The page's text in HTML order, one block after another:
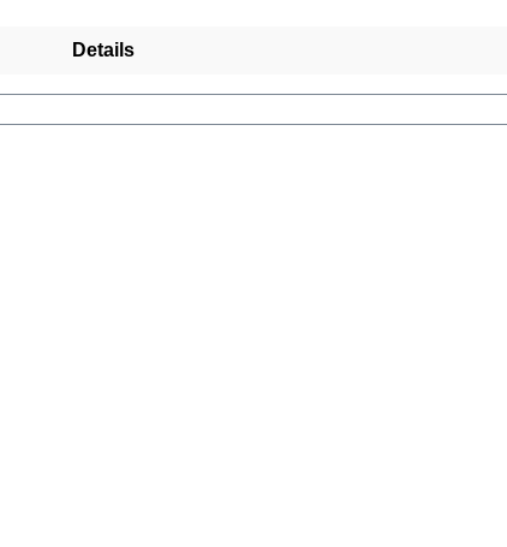
Details